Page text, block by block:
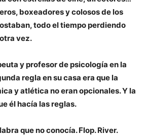
boxeadores y colosos de los
todo el tiempo perdiendo
vez.
y profesor de psicología en la
regla en su casa era que la
y atlética no eran opcionales. Y la
él hacía las reglas.
que no conocía. Flop. River.